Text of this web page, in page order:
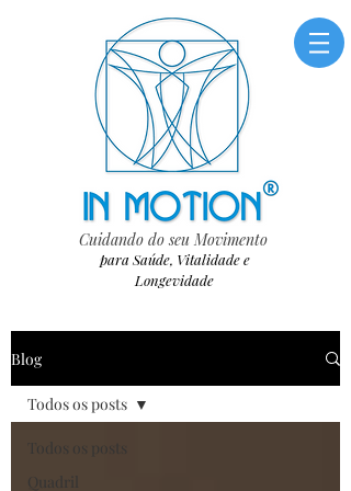
Cuidando do seu Movimento
para Saúde, Vitalidade e
Longevidade
Blog
Todos os posts
Quadril
Todos os posts